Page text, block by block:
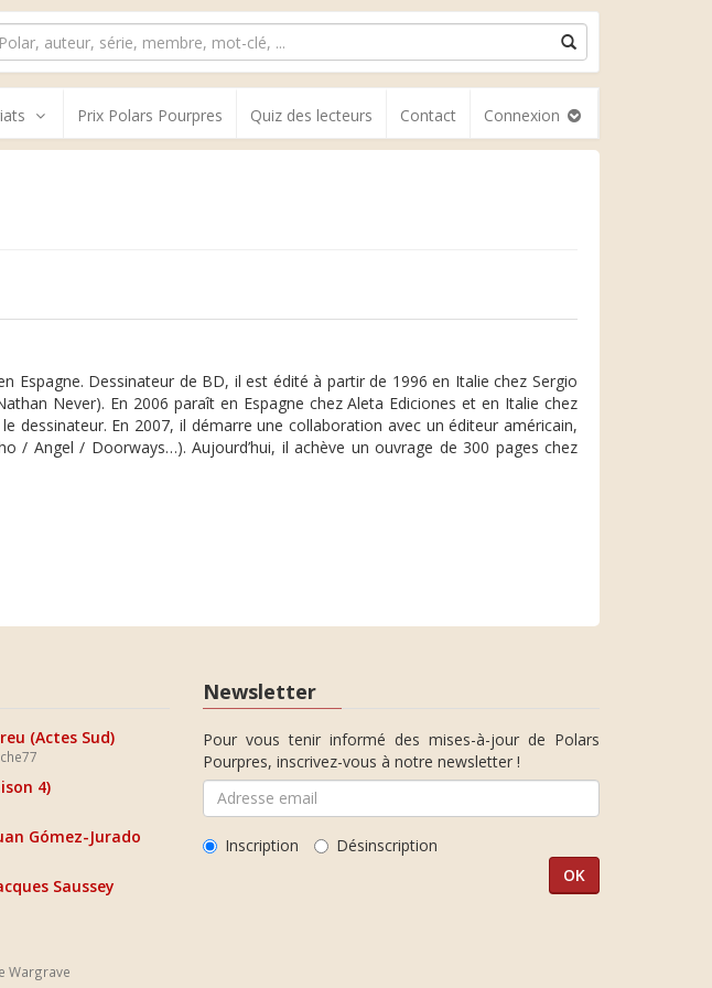
Prix Polars Pourpres Quiz des lecteurs Contact Connexion
Espagne. Dessinateur de BD, il est édité à partir de 1996 en Italie chez Sergio
Never). En 2006 paraît en Espagne chez Aleta Ediciones et en Italie chez
dessinateur. En 2007, il démarre une collaboration avec un éditeur américain,
/ Angel / Doorways…). Aujourd’hui, il achève un ouvrage de 300 pages chez
(Actes Sud)
4)
Gómez-Jurado
Saussey
Wargrave
Newsletter
Pour vous tenir informé des mises-à-jour de Polars
Pourpres, inscrivez-vous à notre newsletter !
Inscription Désinscription